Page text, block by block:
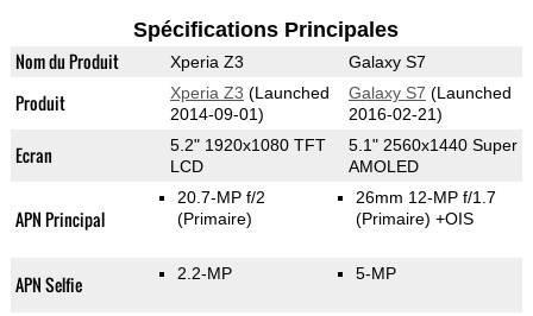
Spécifications Principales
Nom du Produit Xperia Z3 Galaxy S7
Produit Xperia Z3 (Launched
2014-09-01)
Galaxy S7 (Launched
2016-02-21)
Ecran
5.2" 1920x1080 TFT
LCD
5.1" 2560x1440 Super
AMOLED
APN Principal
20.7-MP f/2
(Primaire)
26mm 12-MP f/1.7
(Primaire) +OIS
APN Selfie 2.2-MP 5-MP